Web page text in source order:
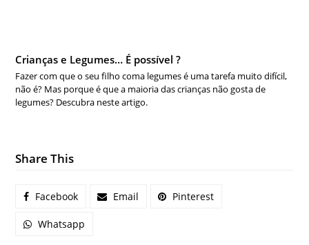
Crianças e Legumes… É possível ?
Fazer com que o seu filho coma legumes é uma tarefa muito difícil,
não é? Mas porque é que a maioria das crianças não gosta de
legumes? Descubra neste artigo.
Share This
Facebook Email Pinterest
Whatsapp